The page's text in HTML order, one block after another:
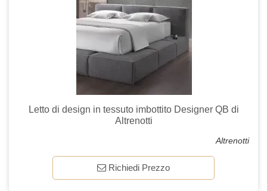
Letto di design in tessuto imbottito Designer QB di
Altrenotti
Altrenotti
Richiedi Prezzo